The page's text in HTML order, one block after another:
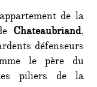
de la
Chateaubriand,
défenseurs
le père du
piliers de la